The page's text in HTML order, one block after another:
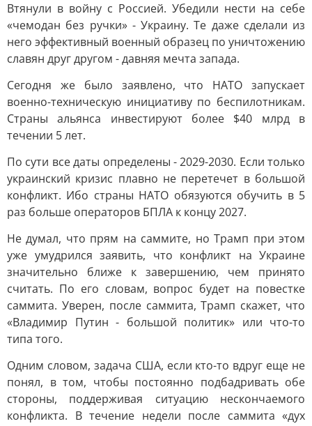
Втянули в войну с Россией. Убедили нести на себе
«чемодан без ручки» - Украину. Те даже сделали из
него эффективный военный образец по уничтожению
славян друг другом - давняя мечта запада.
Сегодня же было заявлено, что НАТО запускает
военно-техническую инициативу по беспилотникам.
Страны альянса инвестируют более $40 млрд в
течении 5 лет.
По сути все даты определены - 2029-2030. Если только
украинский кризис плавно не перетечет в большой
конфликт. Ибо страны НАТО обязуются обучить в 5
раз больше операторов БПЛА к концу 2027.
Не думал, что прям на саммите, но Трамп при этом
уже умудрился заявить, что конфликт на Украине
значительно ближе к завершению, чем принято
считать. По его словам, вопрос будет на повестке
саммита. Уверен, после саммита, Трамп скажет, что
«Владимир Путин - большой политик» или что-то
типа того.
Одним словом, задача США, если кто-то вдруг еще не
понял, в том, чтобы постоянно подбадривать обе
стороны, поддерживая ситуацию нескончаемого
конфликта. В течение недели после саммита «дух